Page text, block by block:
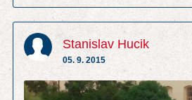
Stanislav Hucik
05. 9. 2015